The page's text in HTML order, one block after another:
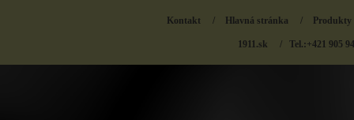
Kontakt / Hlavná stránka / Produkty
1911.sk / Tel.:+421 905